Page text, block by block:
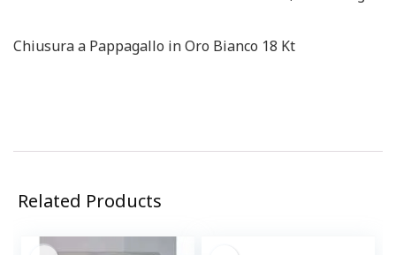
Chiusura a Pappagallo in Oro Bianco 18 Kt
Related Products